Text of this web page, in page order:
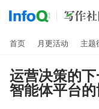
首页 月更活动 主题
运营决策的
智能体平台